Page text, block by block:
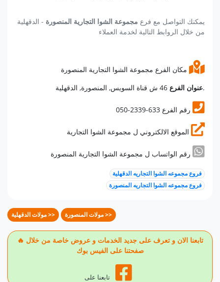
يمكنك التواصل مع فرع مجموعة الشوا التجارية المنصورة - الدقهلية
من خلال الروابط التالية لخدمة العملاء
عنوان الفرع46 ش قناة السويس, المنصورة, الدقهلية.
فروع مجموعه الشوا التجاريه الدقهلية
فروع مجموعه الشوا التجاريه المنصورة
مولات الدقهلية >> مولات المنصورة >>
🔥 تابعنا الان و تعرف على جديد الخدمات و عروض خاصة من خلال
صفحتنا على الفيس بوك
تابعنا على